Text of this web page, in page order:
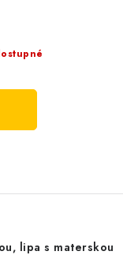
lipa s materskou